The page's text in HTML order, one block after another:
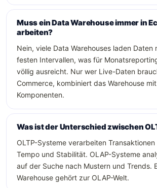
Muss ein Data Warehouse immer in
arbeiten?
Nein, viele Data Warehouses laden Daten
festen Intervallen, was für
völlig ausreicht. Nur wer Live-Daten
Commerce, kombiniert das Warehouse
Komponenten.
Was ist der Unterschied zwischen
OLTP-Systeme verarbeiten
Tempo und Stabilität. OLAP-Systeme
auf der Suche nach Mustern und Trends.
Warehouse gehört zur OLAP-Welt.